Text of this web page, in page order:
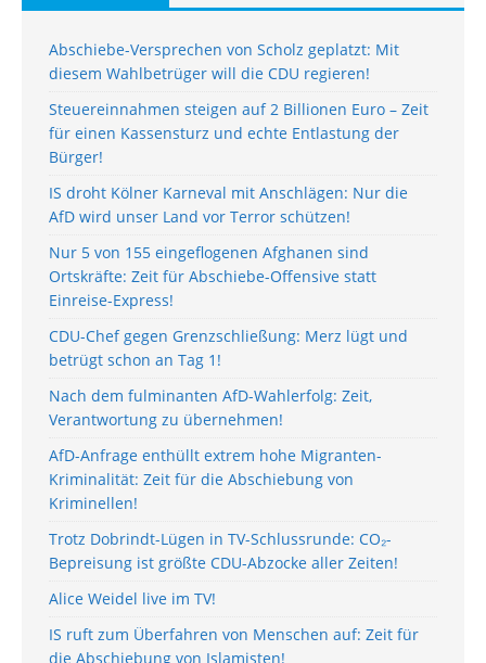
Abschiebe-Versprechen von Scholz geplatzt: Mit
diesem Wahlbetrüger will die CDU regieren!
Steuereinnahmen steigen auf 2 Billionen Euro – Zeit
für einen Kassensturz und echte Entlastung der
Bürger!
IS droht Kölner Karneval mit Anschlägen: Nur die
AfD wird unser Land vor Terror schützen!
Nur 5 von 155 eingeflogenen Afghanen sind
Ortskräfte: Zeit für Abschiebe-Offensive statt
Einreise-Express!
CDU-Chef gegen Grenzschließung: Merz lügt und
betrügt schon an Tag 1!
Nach dem fulminanten AfD-Wahlerfolg: Zeit,
Verantwortung zu übernehmen!
AfD-Anfrage enthüllt extrem hohe Migranten-
Kriminalität: Zeit für die Abschiebung von
Kriminellen!
Trotz Dobrindt-Lügen in TV-Schlussrunde: CO₂-
Bepreisung ist größte CDU-Abzocke aller Zeiten!
Alice Weidel live im TV!
IS ruft zum Überfahren von Menschen auf: Zeit für
die Abschiebung von Islamisten!